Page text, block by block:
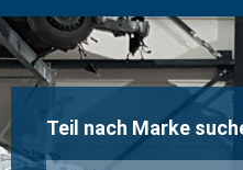
Teil nach Marke